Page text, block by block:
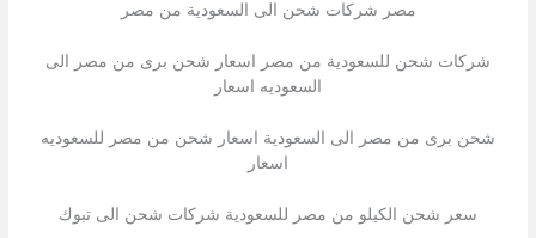
مصر شركات شحن الى السعودية من مصر
شركات شحن للسعودية من مصر اسعار شحن برى من مصر الى
السعوديه اسعار
شحن برى من مصر الى السعودية اسعار شحن من مصر للسعوديه
اسعار
سعر شحن الكيلو من مصر للسعودية شركات شحن الى تبوك